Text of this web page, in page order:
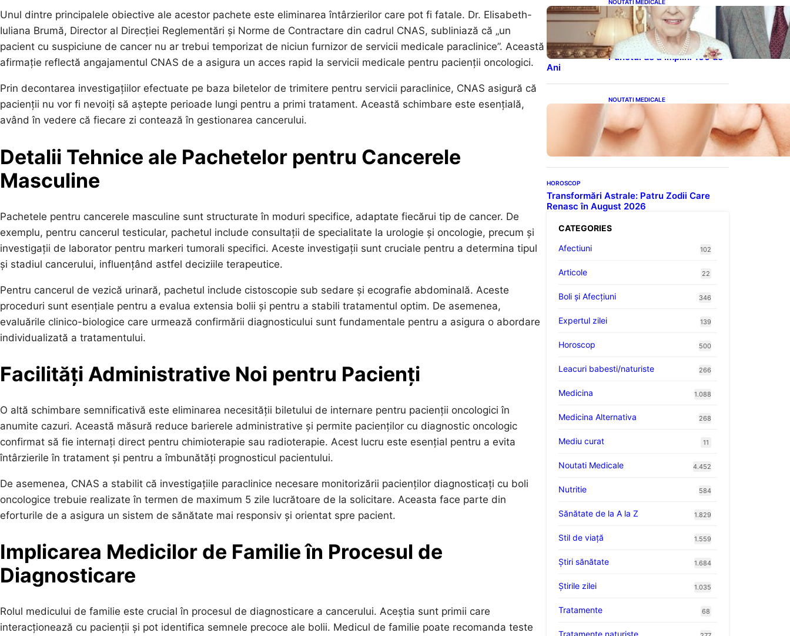
Unul dintre principalele obiective ale acestor pachete este eliminarea întârzierilor care pot fi fatale. Dr. Elisabeth-
Iuliana Brumă, Director al Direcției Reglementări și Norme de Contractare din cadrul CNAS, subliniază că „un
pacient cu suspiciune de cancer nu ar trebui temporizat de niciun furnizor de servicii medicale paraclinice”. Această
afirmație reflectă angajamentul CNAS de a asigura un acces rapid la servicii medicale pentru pacienții oncologici.
Prin decontarea investigațiilor efectuate pe baza biletelor de trimitere pentru servicii paraclinice, CNAS asigură că
pacienții nu vor fi nevoiți să aștepte perioade lungi pentru a primi tratament. Această schimbare este esențială,
având în vedere că fiecare zi contează în gestionarea cancerului.
Detalii Tehnice ale Pachetelor pentru Cancerele
Masculine
Pachetele pentru cancerele masculine sunt structurate în moduri specifice, adaptate fiecărui tip de cancer. De
exemplu, pentru cancerul testicular, pachetul include consultații de specialitate la urologie și oncologie, precum și
investigații de laborator pentru markeri tumorali specifici. Aceste investigații sunt cruciale pentru a determina tipul
și stadiul cancerului, influențând astfel deciziile terapeutice.
Pentru cancerul de vezică urinară, pachetul include cistoscopie sub sedare și ecografie abdominală. Aceste
proceduri sunt esențiale pentru a evalua extensia bolii și pentru a stabili tratamentul optim. De asemenea,
evaluările clinico-biologice care urmează confirmării diagnosticului sunt fundamentale pentru a asigura o abordare
individualizată a tratamentului.
Facilități Administrative Noi pentru Pacienți
O altă schimbare semnificativă este eliminarea necesității biletului de internare pentru pacienții oncologici în
anumite cazuri. Această măsură reduce barierele administrative și permite pacienților cu diagnostic oncologic
confirmat să fie internați direct pentru chimioterapie sau radioterapie. Acest lucru este esențial pentru a evita
întârzierile în tratament și pentru a îmbunătăți prognosticul pacientului.
De asemenea, CNAS a stabilit că investigațiile paraclinice necesare monitorizării pacienților diagnosticați cu boli
oncologice trebuie realizate în termen de maximum 5 zile lucrătoare de la solicitare. Aceasta face parte din
eforturile de a asigura un sistem de sănătate mai responsiv și orientat spre pacient.
Implicarea Medicilor de Familie în Procesul de
Diagnosticare
Rolul medicului de familie este crucial în procesul de diagnosticare a cancerului. Aceștia sunt primii care
interacționează cu pacienții și pot identifica semnele precoce ale bolii. Medicul de familie poate recomanda teste
NOUTATI MEDICALE
Longevitatea în Rândul
Celebrităților: Lecții din
Viața Prințului Philip și a
Altora care Au Fost Pe
Punctul de a Împlini 100 de
Ani
NOUTATI MEDICALE
Evoluția Personalității după
70 de Ani: Ce Revelații Ne
Oferă Studiile Psihologice
HOROSCOP
Transformări Astrale: Patru Zodii Care
Renasc în August 2026
CATEGORIES
Afectiuni
102
Articole 22
Boli și Afecțiuni 346
Expertul zilei 139
Horoscop 500
Leacuri babesti/naturiste 266
Medicina 1.088
Medicina Alternativa 268
Mediu curat 11
Noutati Medicale 4.452
Nutritie 584
Sănătate de la A la Z 1.829
Stil de viaţă 1.559
Ştiri sănătate 1.684
Știrile zilei 1.035
Tratamente 68
Tratamente naturiste